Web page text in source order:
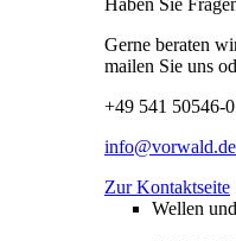
Haben Sie
Gerne beraten
mailen Sie uns
+49 541 50546-0
info@vorwald.de
Zur Kontaktseite
Wellen